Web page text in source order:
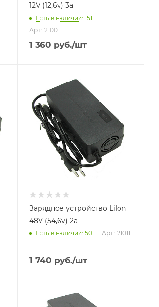
12V (12,6v) 3a
Есть в наличии: 151
Арт.: 21001
1 360 руб./шт
Зарядное устройство LiIon
48V (54,6v) 2a
Есть в наличии: 50 Арт.: 21011
1 740 руб./шт